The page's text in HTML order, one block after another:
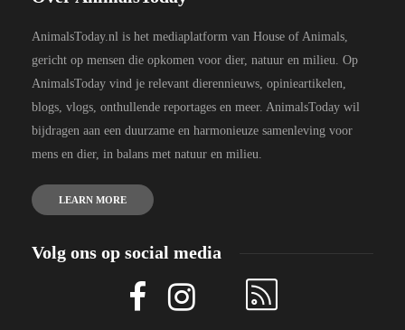
AnimalsToday.nl is het mediaplatform van House of Animals,
gericht op mensen die opkomen voor dier, natuur en milieu. Op
AnimalsToday vind je relevant dierennieuws, opinieartikelen,
blogs, vlogs, onthullende reportages en meer. AnimalsToday wil
bijdragen aan een duurzame en harmonieuze samenleving voor
mens en dier, in balans met natuur en milieu.
LEARN MORE
Volg ons op social media